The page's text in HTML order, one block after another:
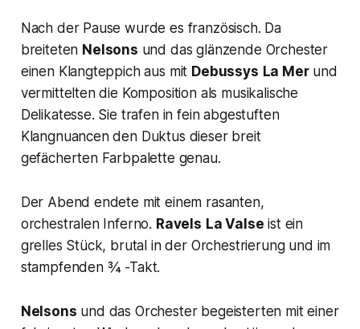
Nach der Pause wurde es französisch. Da
breiteten Nelsons und das glänzende Orchester
einen Klangteppich aus mit Debussys La Merund
vermittelten die Komposition als musikalische
Delikatesse. Sie trafen in fein abgestuften
Klangnuancen den Duktus dieser breit
gefächerten Farbpalette genau.
Der Abend endete mit einem rasanten,
orchestralen Inferno. Ravels La Valse ist ein
grelles Stück, brutal in der Orchestrierung und im
stampfenden ¾ -Takt.
Nelsons und das Orchester begeisterten mit einer